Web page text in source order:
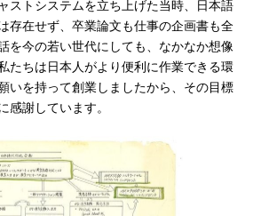
ストシステムを立ち上げた当時、日本語
存在せず、卒業論文も仕事の企画書も全
を今の若い世代にしても、なかなか想像
たちは日本人がより便利に作業できる環
いを持って創業しましたから、その目標
感謝しています。